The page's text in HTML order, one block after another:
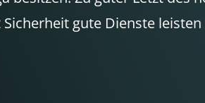
gute Dienste